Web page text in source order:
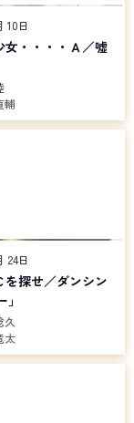
10日
女・・・・Ａ／嘘
輔
24日
を探せ／ダンシン
久
太